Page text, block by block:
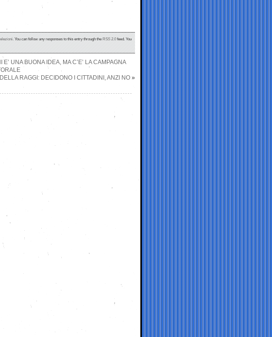
elezioni. You can follow any responses to this entry through theRSS 2.0feed. You
UNA BUONA IDEA, MA C’E’ LA CAMPAGNA
RAGGI: DECIDONO I CITTADINI, ANZI NO »